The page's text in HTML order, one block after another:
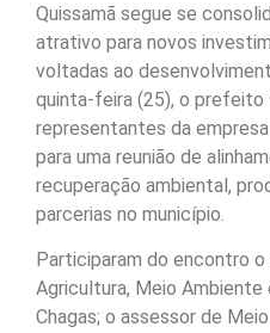
Quissamã segue se
atrativo para novos
voltadas ao
quinta-feira (25), o
representantes da
para uma reunião de
recuperação ambiental,
parcerias no município.
Participaram do encontro
Agricultura, Meio Ambiente
Chagas; o assessor de